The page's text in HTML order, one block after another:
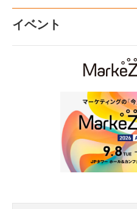
イベント